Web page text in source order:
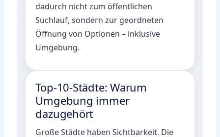
dadurch nicht zum öffentlichen
Suchlauf, sondern zur geordneten
Öffnung von Optionen – inklusive
Umgebung.
Top-10-Städte: Warum
Umgebung immer
dazugehört
Große Städte haben Sichtbarkeit. Die